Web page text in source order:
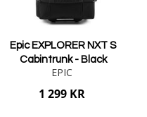
Epic EXPLORER NXT S
Cabintrunk - Black
EPIC
1 299 KR